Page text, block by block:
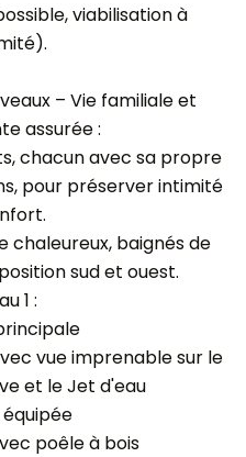
viabilisation à
– Vie familiale et
assurée :
chacun avec sa propre
pour préserver intimité
chaleureux, baignés de
sud et ouest.
1 :
vue imprenable sur le
et le Jet d'eau
équipée
poêle à bois